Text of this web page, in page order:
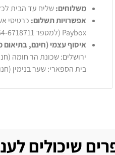
משלוחים:שליח עד הבית לכל רחבי הארץ ב-
אפשרויות תשלום:
Paybox (למספר 054-6718711 בצירוף מספר הזמנה).
איסוף עצמי (חינם,
ירושלים: שכונת הר חומה
בית הספארי: שער בנימין
שיכולים